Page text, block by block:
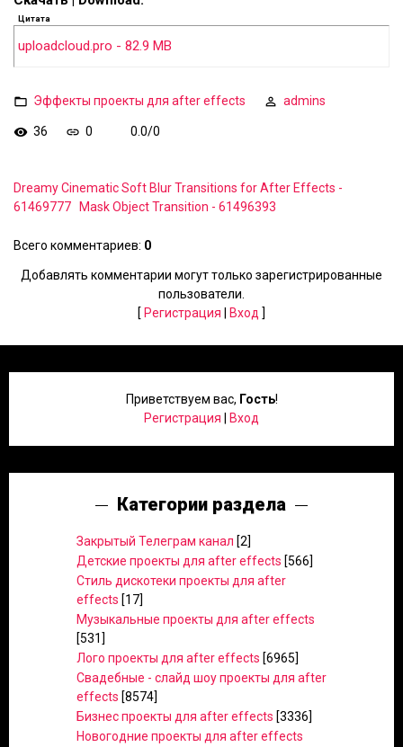
Цитата
uploadcloud.pro - 82.9 MB
Эффекты проекты для after effects admins
36 0 0.0/0
Dreamy Cinematic Soft Blur Transitions for After Effects -
61469777
Mask Object Transition - 61496393
Всего комментариев: 0
Добавлять комментарии могут только зарегистрированные
пользователи.
[ Регистрация Вход ]
Приветствуем вас, Гость!
Регистрация
Вход
Категории раздела
Закрытый Телеграм канал [2]
Детские проекты для after effects [566]
Стиль дискотеки проекты для after
effects [17]
Музыкальные проекты для after effects
[531]
Лого проекты для after effects [6965]
Свадебные - слайд шоу проекты для after
effects [8574]
Бизнес проекты для after effects [3336]
Новогодние проекты для after effects